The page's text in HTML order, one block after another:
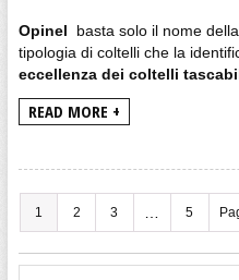
Opinel
basta solo il nome
tipologia di coltelli che la
eccellenza dei coltelli
READ MORE +
1 2 3 5